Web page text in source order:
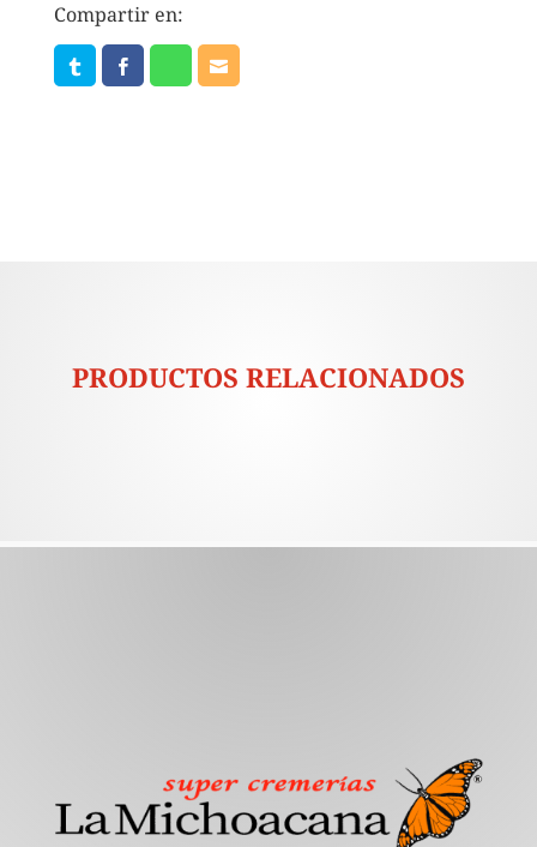
Compartir en:
PRODUCTOS RELACIONADOS